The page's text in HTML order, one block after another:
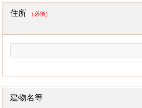
住所 （必須）
建物名等